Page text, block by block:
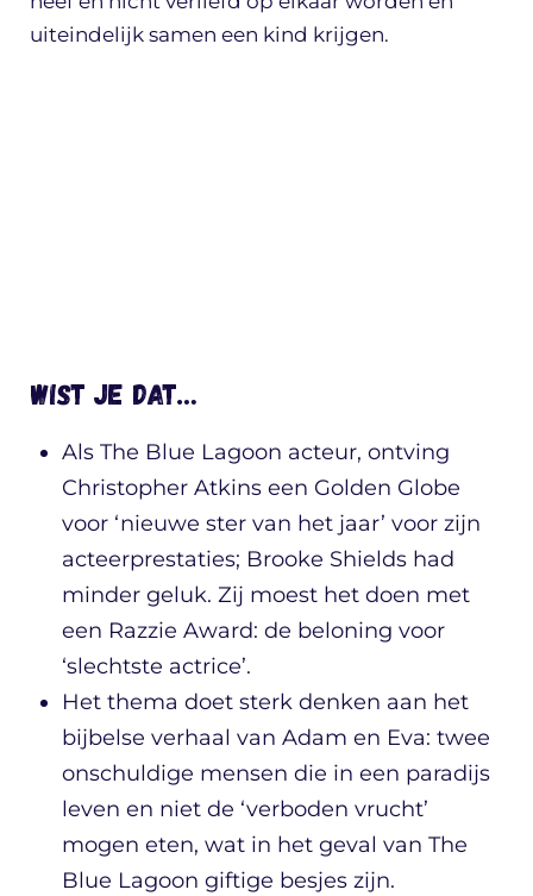
uiteindelijk samen een kind krijgen.
Wist je dat…
Als The Blue Lagoon acteur, ontving
Christopher Atkins een Golden Globe
voor ‘nieuwe ster van het jaar’ voor zijn
acteerprestaties; Brooke Shields had
minder geluk. Zij moest het doen met
een Razzie Award: de beloning voor
‘slechtste actrice’.
Het thema doet sterk denken aan het
bijbelse verhaal van Adam en Eva: twee
onschuldige mensen die in een paradijs
leven en niet de ‘verboden vrucht’
mogen eten, wat in het geval van The
Blue Lagoon giftige besjes zijn.